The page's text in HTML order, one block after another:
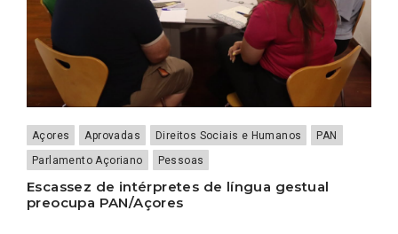
Açores Aprovadas Direitos Sociais e Humanos
PAN
Parlamento Açoriano
Pessoas
Escassez de intérpretes de língua gestual
preocupa PAN/Açores